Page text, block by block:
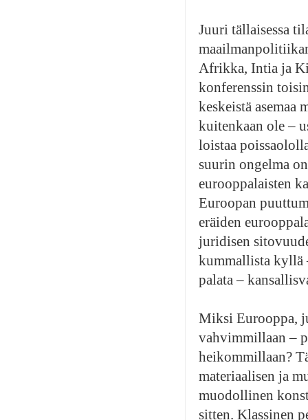
Juuri tällaisessa
Afrikka, Intia ja
konferenssin
keskeistä
kuitenkaan ole –
loistaa
suurin ongelma
eurooppalaisten
Euroopan
eräiden
juridisen
kummallista kyllä
palata –
Miksi Eurooppa,
vahvimmillaan –
heikommillaan?
materiaalisen ja
muodollinen
sitten. Klassinen